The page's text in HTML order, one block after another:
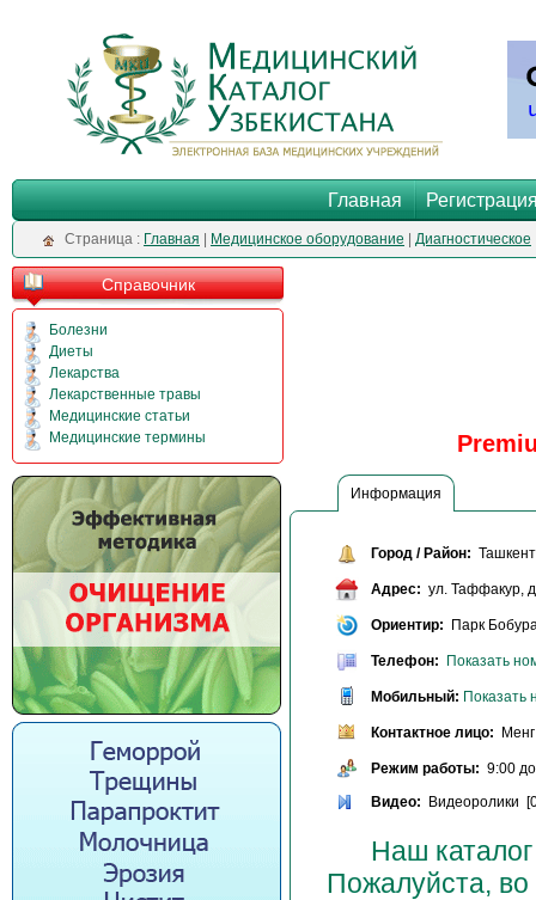
Главная
Cтраница : Главная Медицинское оборудование Диагностическое
Справочник
Болезни
Диеты
Лекарства
Лекарственные травы
Медицинские статьи
Медицинские термины
Информация
Город / Район:
Адрес: ул. Таффакур,
Ориентир: Парк
Телефон: Показать
Мобильный: Показать
Контактное лицо:
Режим работы: 9:00
Видео: Видеоролики
Наш
Пожалуйста,